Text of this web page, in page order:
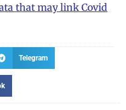
that may link Covid
Telegram